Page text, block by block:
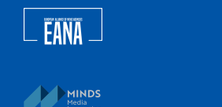
Assocoation of the Balkan News Agencies
Newsroom